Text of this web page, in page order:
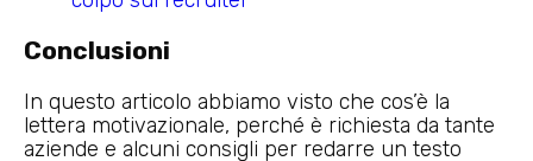
Conclusioni
In questo articolo abbiamo visto che cos’è la
lettera motivazionale, perché è richiesta da tante
aziende e alcuni consigli per redarre un testo